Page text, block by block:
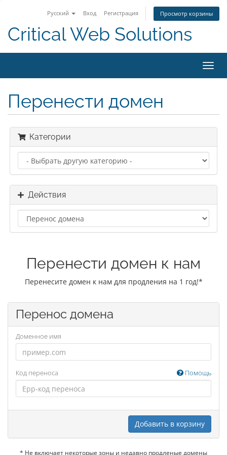
Русский Вход Регистрация Просмотр корзины
Critical Web Solutions
Перенести домен
Категории
Действия
Перенести домен к нам
Перенесите домен к нам для продления на 1 год!*
Перенос домена
Доменное имя
Код переноса Помощь
Добавить в корзину
* Не включает некоторые зоны и недавно продленые домены